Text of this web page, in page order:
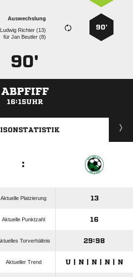
90’
Auswechslung
  
für  
90'
ABPFIFF
16:15UHR
ANZEIGE
:
Aktuelle Platzierung 13
Aktuelle Punktzahl 16
Torverhältnis 29:98
Aktueller Trend U | N | N | N | N